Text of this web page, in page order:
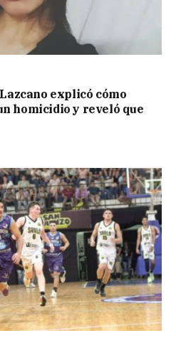
explicó cómo
homicidio y reveló que